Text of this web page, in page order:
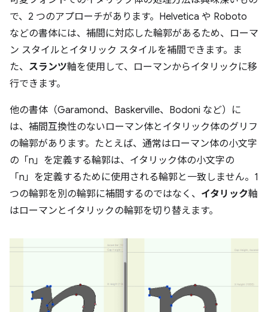
で、2 つのアプローチがあります。Helvetica や Roboto
などの書体には、補間に対応した輪郭があるため、ローマ
ン スタイルとイタリック スタイルを補間できます。ま
た、 スランツ軸を使用して、ローマンからイタリックに移
行できます。
他の書体（Garamond、Baskerville、Bodoni など）に
は、補間互換性のないローマン体とイタリック体のグリフ
の輪郭があります。たとえば、通常はローマン体の小文字
の「n」を定義する輪郭は、イタリック体の小文字の
「n」を定義するために使用される輪郭と一致しません。1
つの輪郭を別の輪郭に補間するのではなく、 イタリック軸
はローマンとイタリックの輪郭を切り替えます。